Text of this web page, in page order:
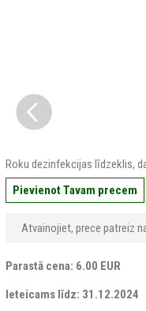
Roku dezinfekcijas līdzeklis,
Pievienot Tavam precem
Atvainojiet, prece patreiz
Parastā cena: 6.00 EUR
Ieteicams līdz: 31.12.2024